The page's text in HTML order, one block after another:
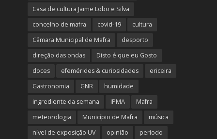
Casa de cultura Jaime Lobo e Silva
concelho de mafra
covid-19
cultura
Câmara Municipal de Mafra
desporto
direção das ondas
Disto é que eu Gosto
doces
efemérides & curiosidades
ericeira
Gastronomia
GNR
humidade
ingrediente da semana
IPMA
Mafra
meteorologia
Município de Mafra
música
nível de exposição UV
opinião período